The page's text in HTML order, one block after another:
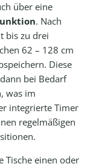
über eine
. Nach
bis zu drei
62 – 128 cm
Diese
bei Bedarf
was im
integrierte Timer
regelmäßigen
Tische einen oder